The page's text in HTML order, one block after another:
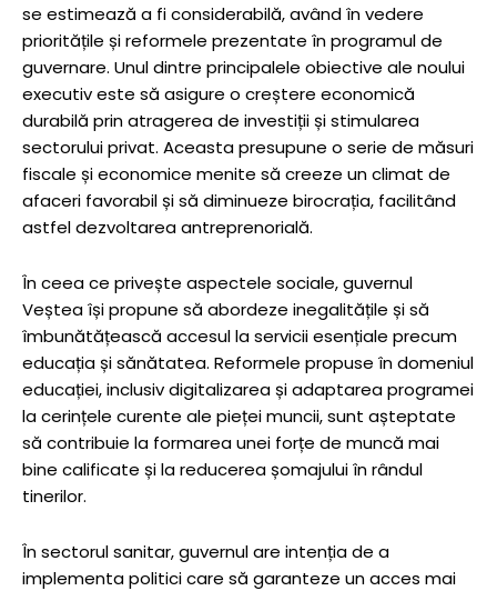
se estimează a fi considerabilă, având în vedere
prioritățile și reformele prezentate în programul de
guvernare. Unul dintre principalele obiective ale noului
executiv este să asigure o creștere economică
durabilă prin atragerea de investiții și stimularea
sectorului privat. Aceasta presupune o serie de măsuri
fiscale și economice menite să creeze un climat de
afaceri favorabil și să diminueze birocrația, facilitând
astfel dezvoltarea antreprenorială.
În ceea ce privește aspectele sociale, guvernul
Veștea își propune să abordeze inegalitățile și să
îmbunătățească accesul la servicii esențiale precum
educația și sănătatea. Reformele propuse în domeniul
educației, inclusiv digitalizarea și adaptarea programei
la cerințele curente ale pieței muncii, sunt așteptate
să contribuie la formarea unei forțe de muncă mai
bine calificate și la reducerea șomajului în rândul
tinerilor.
În sectorul sanitar, guvernul are intenția de a
implementa politici care să garanteze un acces mai